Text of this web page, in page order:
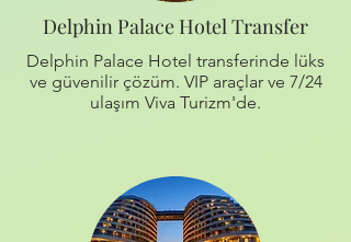
Delphin Palace Hotel Transfer
Delphin Palace Hotel transferinde lüks
ve güvenilir çözüm. VIP araçlar ve 7/24
ulaşım Viva Turizm'de.